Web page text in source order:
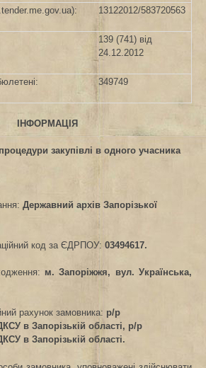
13122012/583720563
139 (741) від
24.12.2012
349749
ІНФОРМАЦІЯ
закупівлі в одного учасника
Державний архів Запорізької
код за ЄДРПОУ:03494617.
м. Запоріжжя, вул. Українська,
рахунок замовника: р/р
в Запорізькій області, р/р
в Запорізькій області.